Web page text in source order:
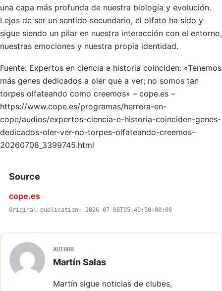
una capa más profunda de nuestra biología y evolución.
Lejos de ser un sentido secundario, el olfato ha sido y
sigue siendo un pilar en nuestra interacción con el entorno,
nuestras emociones y nuestra propia identidad.
Fuente: Expertos en ciencia e historia coinciden: «Tenemos
más genes dedicados a oler que a ver; no somos tan
torpes olfateando como creemos» – cope.es –
https://www.cope.es/programas/herrera-en-
cope/audios/expertos-ciencia-e-historia-coinciden-genes-
dedicados-oler-ver-no-torpes-olfateando-creemos-
20260708_3399745.html
Source
cope.es
Original publication: 2026-07-08T05:40:50+00:00
AUTHOR
Martín Salas
Martín sigue noticias de clubes,